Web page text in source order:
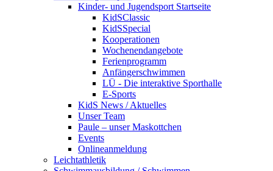
Kinder- und Jugendsport Startseite
KidSClassic
KidSSpecial
Kooperationen
Wochenendangebote
Ferienprogramm
Anfängerschwimmen
LÜ - Die interaktive Sporthalle
E-Sports
KidS News / Aktuelles
Unser Team
Paule – unser Maskottchen
Events
Onlineanmeldung
Leichtathletik